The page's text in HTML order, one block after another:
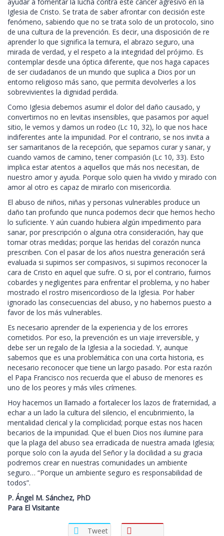
Iglesia de Cristo. Se trata de saber afrontar con decisión este
fenómeno, sabiendo que no se trata solo de un protocolo, sino
de una cultura de la prevención. Es decir, una disposición de re
aprender lo que significa la ternura, el abrazo seguro, una
mirada de verdad, y el respeto a la integridad del prójimo. Es
contemplar desde una óptica diferente, que nos haga capaces
de ser ciudadanos de un mundo que suplica a Dios por un
entorno religioso más sano, que permita devolverles a los
sobrevivientes la dignidad perdida.
Como Iglesia debemos asumir el dolor del daño causado, y
convertirnos no en levitas insensibles, que pasamos por aquel
sitio, le vemos y damos un rodeo (Lc 10, 32), lo que nos hace
indiferentes ante la impunidad. Por el contrario, se nos invita a
ser samaritanos de la recepción, que sepamos curar y sanar, y
cuando vamos de camino, tener compasión (Lc 10, 33). Esto
implica estar atentos a aquellos que más nos necesitan, de
nuestro amor y ayuda. Porque solo quien ha vivido y mirado con
amor al otro es capaz de mirarlo con misericordia.
El abuso de niños, niñas y personas vulnerables produce un
daño tan profundo que nunca podemos decir que hemos hecho
lo suficiente. Y aún cuando hubiera algún impedimento para
sanar, por prescripción o alguna otra consideración, hay que
tomar otras medidas; porque las heridas del corazón nunca
prescriben. Con el pasar de los años nuestra generación será
evaluada si supimos ser compasivos, si supimos reconocer la
cara de Cristo en aquel que sufre. O si, por el contrario, fuimos
cobardes y negligentes para enfrentar el problema, y no haber
mostrado el rostro misericordioso de la Iglesia. Por haber
ignorado las consecuencias del abuso, y no habernos puesto a
favor de los más vulnerables.
Es necesario aprender de la experiencia y de los errores
cometidos. Por eso, la prevención es un viaje irreversible, y
debe ser un regalo de la Iglesia a la sociedad. Y, aunque
sabemos que es una problemática con una corta historia, es
necesario reconocer que tiene un largo pasado. Por esta razón
el Papa Francisco nos recuerda que el abuso de menores es
uno de los peores y más viles crímenes.
Hoy hacemos un llamado a fortalecer los lazos de fraternidad, a
echar a un lado la cultura del silencio, el encubrimiento, la
mentalidad clerical y la complicidad; porque estas nos hacen
becarios de la impunidad. Que el buen Dios nos ilumine para
que la plaga del abuso sea erradicada de nuestra amada Iglesia;
porque solo con la ayuda del Señor y la docilidad a su gracia
podremos crear en nuestras comunidades un ambiente
seguro… “Porque un ambiente seguro es responsabilidad de
todos”.
P. Ángel M. Sánchez, PhD
Para El Visitante
Tweet